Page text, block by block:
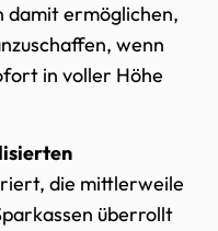
damit ermöglichen,
wenn
in voller Höhe
die mittlerweile
überrollt